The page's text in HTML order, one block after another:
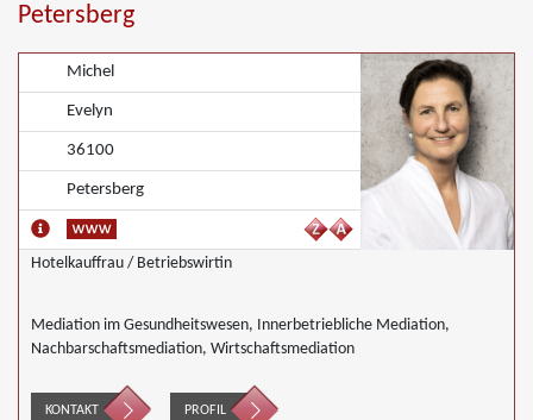
Petersberg
Michel
Evelyn
36100
Petersberg
Hotelkauffrau / Betriebswirtin
Mediation im Gesundheitswesen, Innerbetriebliche Mediation,
Nachbarschaftsmediation, Wirtschaftsmediation
KONTAKT PROFIL